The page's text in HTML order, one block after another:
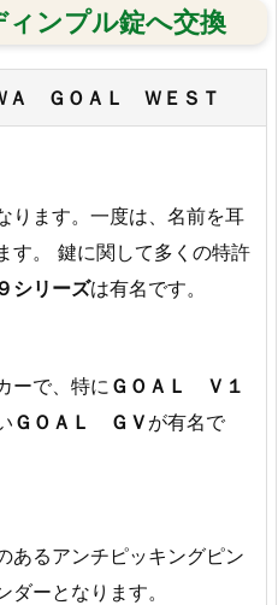
ンプル錠へ交換
Ａ ＧＯＡＬ ＷＥＳＴ
ります。一度は、名前を耳
す。 鍵に関して多くの特許
シリーズは有名です。
ーで、特に ＧＯＡＬ Ｖ１
ＧＯＡＬ ＧＶ が有名で
あるアンチピッキングピン
ーとなります。